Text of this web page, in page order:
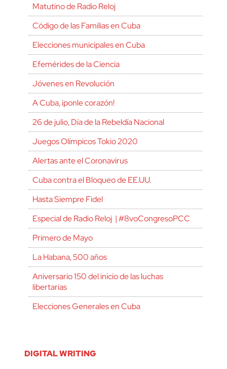
Matutino de Radio Reloj
Código de las Familias en Cuba
Elecciones municipales en Cuba
Efemérides de la Ciencia
Jóvenes en Revolución
A Cuba, ¡ponle corazón!
26 de julio, Día de la Rebeldía Nacional
Juegos Olímpicos Tokio 2020
Alertas ante el Coronavirus
Cuba contra el Bloqueo de EE.UU.
Hasta Siempre Fidel
Especial de Radio Reloj | #8voCongresoPCC
Primero de Mayo
La Habana, 500 años
Aniversario 150 del inicio de las luchas
libertarias
Elecciones Generales en Cuba
DIGITAL WRITING